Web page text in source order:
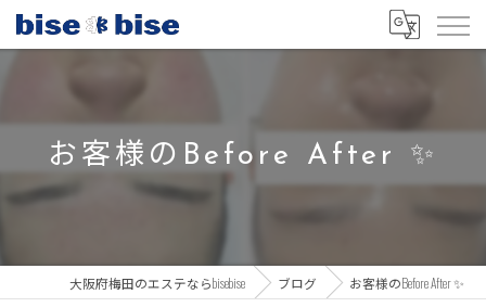
お客様のBefore After ✨
大阪府梅田のエステならbisebise ブログ お客様のBefore After ✨